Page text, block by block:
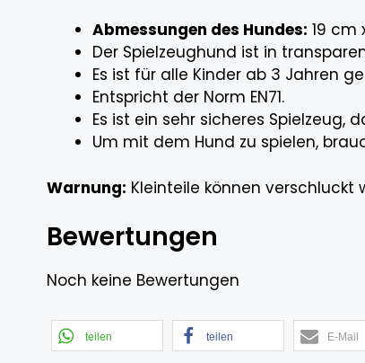
Abmessungen des Hundes: 19 cm
Der Spielzeughund ist in
Es ist für alle Kinder ab 3 Jahren
Entspricht der Norm EN71.
Es ist ein sehr sicheres
Um mit dem Hund zu spielen,
Warnung: Kleinteile können verschluckt
Bewertungen
Noch keine Bewertungen
teilen teilen E-Mail